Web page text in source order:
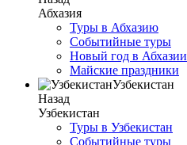
Абхазия
Туры в Абхазию
Событийные туры
Новый год в Абхазии
Майские праздники
Узбекистан
Назад
Узбекистан
Туры в Узбекистан
Событийные туры